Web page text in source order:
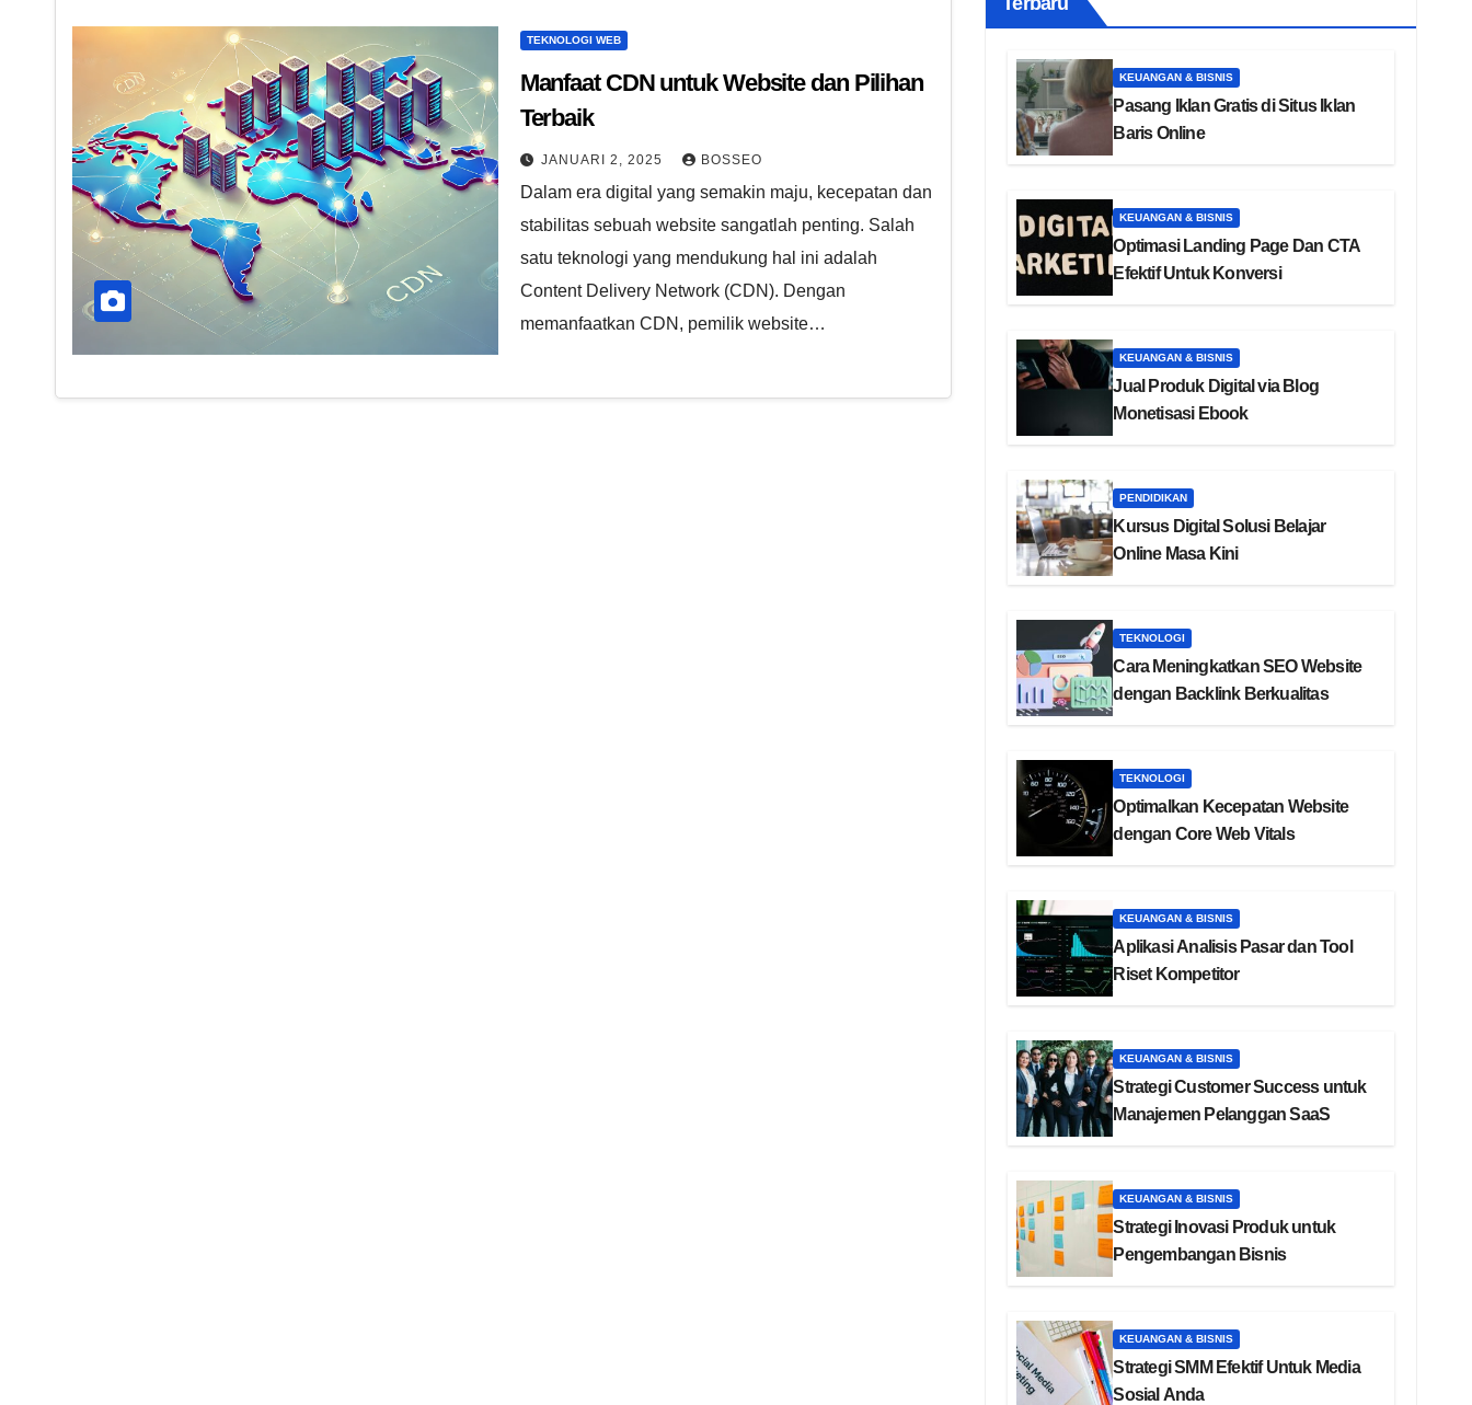
TEKNOLOGI WEB
Manfaat CDN untuk Website dan Pilihan
Terbaik
JANUARI 2, 2025 BOSSEO
Dalam era digital yang semakin maju, kecepatan dan
stabilitas sebuah website sangatlah penting. Salah
satu teknologi yang mendukung hal ini adalah
Content Delivery Network (CDN). Dengan
memanfaatkan CDN, pemilik website…
KEUANGAN & BISNIS
Pasang Iklan Gratis di Situs Iklan
Baris Online
KEUANGAN & BISNIS
Optimasi Landing Page Dan CTA
Efektif Untuk Konversi
KEUANGAN & BISNIS
Jual Produk Digital via Blog
Monetisasi Ebook
PENDIDIKAN
Kursus Digital Solusi Belajar
Online Masa Kini
TEKNOLOGI
Cara Meningkatkan SEO Website
dengan Backlink Berkualitas
TEKNOLOGI
Optimalkan Kecepatan Website
dengan Core Web Vitals
KEUANGAN & BISNIS
Aplikasi Analisis Pasar dan Tool
Riset Kompetitor
KEUANGAN & BISNIS
Strategi Customer Success untuk
Manajemen Pelanggan SaaS
KEUANGAN & BISNIS
Strategi Inovasi Produk untuk
Pengembangan Bisnis
KEUANGAN & BISNIS
Strategi SMM Efektif Untuk Media
Sosial Anda